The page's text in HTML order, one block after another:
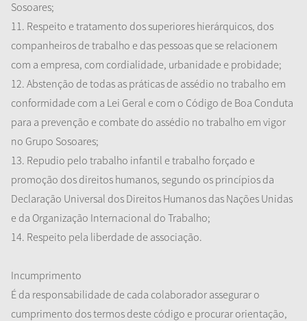
Sosoares;
11. Respeito e tratamento dos superiores hierárquicos, dos
companheiros de trabalho e das pessoas que se relacionem
com a empresa, com cordialidade, urbanidade e probidade;
12. Abstenção de todas as práticas de assédio no trabalho em
conformidade com a Lei Geral e com o Código de Boa Conduta
para a prevenção e combate do assédio no trabalho em vigor
no Grupo Sosoares;
13. Repudio pelo trabalho infantil e trabalho forçado e
promoção dos direitos humanos, segundo os princípios da
Declaração Universal dos Direitos Humanos das Nações Unidas
e da Organização Internacional do Trabalho;
14. Respeito pela liberdade de associação.
Incumprimento
É da responsabilidade de cada colaborador assegurar o
cumprimento dos termos deste código e procurar orientação,